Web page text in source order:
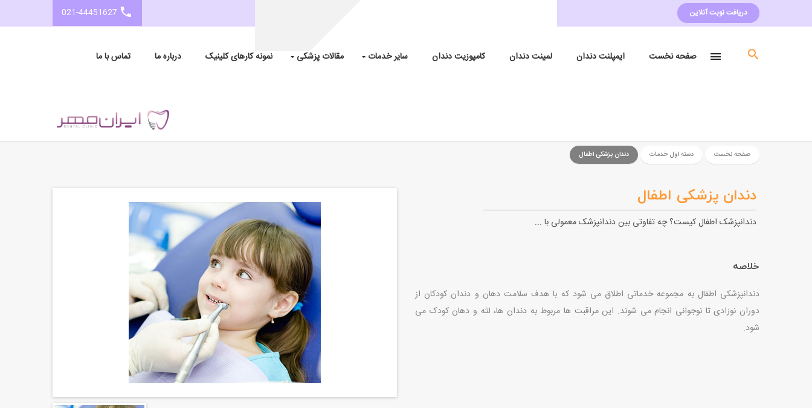
دریافت نوبت آنلاین 021-44451627
صفحه نخست ایمپلنت دندان لمینت دندان کامپوزیت دندان سایر خدمات مقالات پزشکی نمونه کارهای کلینیک درباره ما تماس با ما
صفحه نخست دسته اول خدمات دندان پزشکی اطفال
دندان پزشکی اطفال
دندانپزشک اطفال کیست؟ چه تفاوتی بین دندانپزشک معمولی با ...
خلاصه
دندانپزشکی اطفال به مجموعه خدماتی اطلاق می شود که با هدف سلامت دهان و دندان کودکان از
دوران نوزادی تا نوجوانی انجام می شوند. این مراقبت ها مربوط به دندان ها، لثه و دهان کودک می
شود.